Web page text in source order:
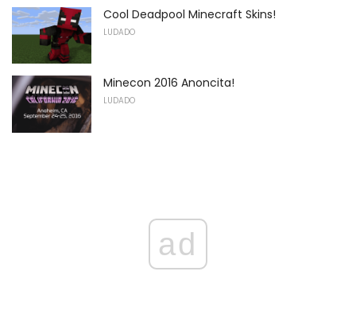
Cool Deadpool Minecraft Skins!
LUDADO
Minecon 2016 Anoncita!
LUDADO
ad